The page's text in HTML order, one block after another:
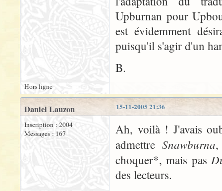
Upburnan pour
est évidemment
puisqu'il s'agir d'un
B.
Hors ligne
15-11-2005 21:36
Daniel Lauzon
Inscription : 2004
Messages : 167
Ah, voilà ! J'avais
admettre Snawburna,
choquer*, mais pas
des lecteurs.